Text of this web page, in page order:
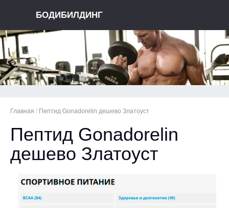
БОДИБИЛДИНГ
Главная / Пептид Gonadorelin дешево Златоуст
Пептид Gonadorelin
дешево Златоуст